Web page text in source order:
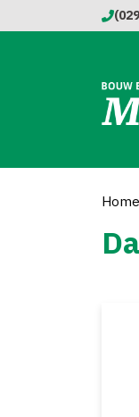
Home